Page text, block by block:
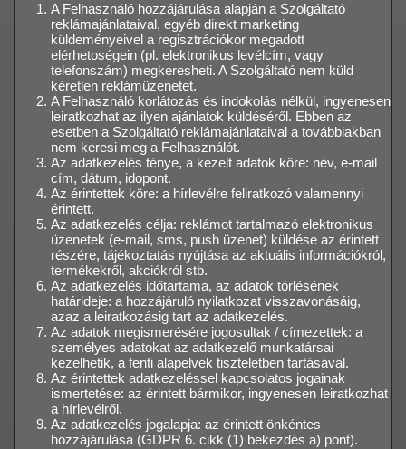
A Felhasználó hozzájárulása alapján a Szolgáltató
reklámajánlataival, egyéb direkt marketing
küldeményeivel a regisztrációkor megadott
elérhetoségein (pl. elektronikus levélcím, vagy
telefonszám) megkeresheti. A Szolgáltató nem küld
kéretlen reklámüzenetet.
A Felhasználó korlátozás és indokolás nélkül, ingyenesen
leiratkozhat az ilyen ajánlatok küldéséről. Ebben az
esetben a Szolgáltató reklámajánlataival a továbbiakban
nem keresi meg a Felhasználót.
Az adatkezelés ténye, a kezelt adatok köre: név, e-mail
cím, dátum, idopont.
Az érintettek köre: a hírlevélre feliratkozó valamennyi
érintett.
Az adatkezelés célja: reklámot tartalmazó elektronikus
üzenetek (e-mail, sms, push üzenet) küldése az érintett
részére, tájékoztatás nyújtása az aktuális információkról,
termékekről, akciókról stb.
Az adatkezelés időtartama, az adatok törlésének
határideje: a hozzájáruló nyilatkozat visszavonásáig,
azaz a leiratkozásig tart az adatkezelés.
Az adatok megismerésére jogosultak / címezettek: a
személyes adatokat az adatkezelő munkatársai
kezelhetik, a fenti alapelvek tiszteletben tartásával.
Az érintettek adatkezeléssel kapcsolatos jogainak
ismertetése: az érintett bármikor, ingyenesen leiratkozhat
a hírlevélről.
Az adatkezelés jogalapja: az érintett önkéntes
hozzájárulása (GDPR 6. cikk (1) bekezdés a) pont).